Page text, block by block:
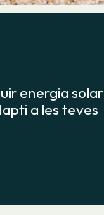
energia solar
a les teves